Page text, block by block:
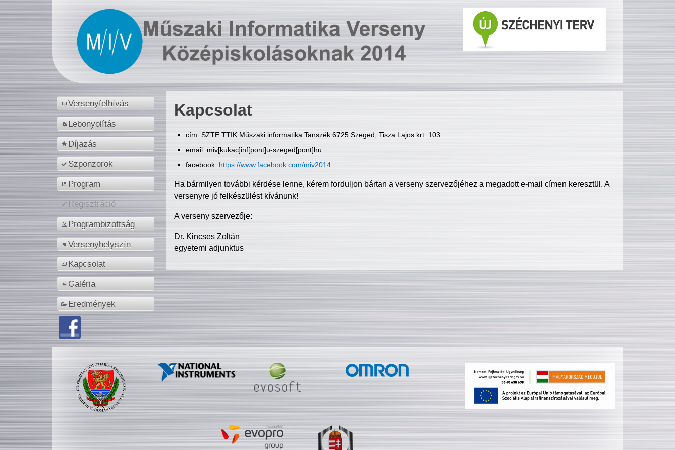
Versenyfelhívás
Lebonyolítás
Díjazás
Szponzorok
Program
Regisztráció
Programbizottság
Versenyhelyszín
Kapcsolat
Galéria
Eredmények
Kapcsolat
cím: SZTE TTIK Műszaki informatika Tanszék 6725 Szeged, Tisza Lajos krt. 103.
email: miv[kukac]inf[pont]u-szeged[pont]hu
facebook: https://www.facebook.com/miv2014
Ha bármilyen további kérdése lenne, kérem forduljon bártan a verseny szervezőjéhez a megadott e-mail címen keresztül. A
versenyre jó felkészülést kívánunk!
A verseny szervezője:
Dr. Kincses Zoltán
egyetemi adjunktus